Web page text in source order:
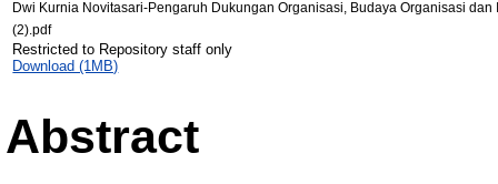
Dwi Kurnia Novitasari-Pengaruh Dukungan Organisasi, Budaya Organisasi
(2).pdf
Restricted to Repository staff only
Download (1MB)
Abstract